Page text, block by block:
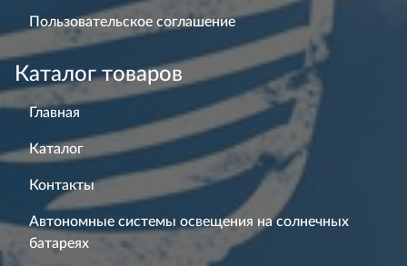
Пользовательское соглашение
Каталог товаров
Главная
Каталог
Контакты
Автономные системы освещения на солнечных
батареях